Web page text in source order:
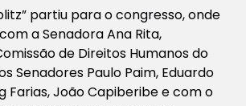
partiu para o congresso, onde
a Senadora Ana Rita,
de Direitos Humanos do
Senadores Paulo Paim, Eduardo
Farias, João Capiberibe e com o